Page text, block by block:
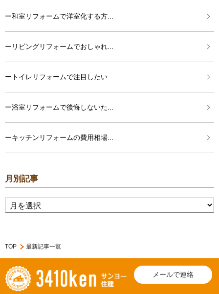
ー和室リフォームで洋室化する方...
ーリビングリフォームでおしゃれ...
ートイレリフォームで注目したい...
ー浴室リフォームで後悔しないた...
ーキッチンリフォームの費用相場...
月別記事
TOP 最新記事一覧
メールで連絡